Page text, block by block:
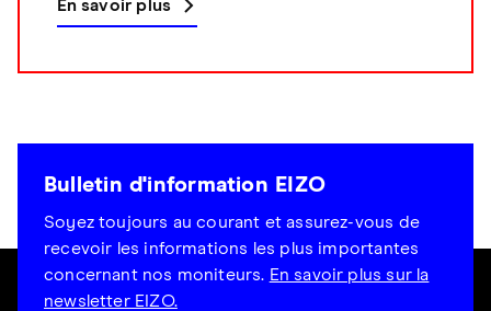
En savoir plus
Bulletin d'information EIZO
Soyez toujours au courant et assurez-vous de
recevoir les informations les plus importantes
concernant nos moniteurs. En savoir plus sur la
newsletter EIZO.